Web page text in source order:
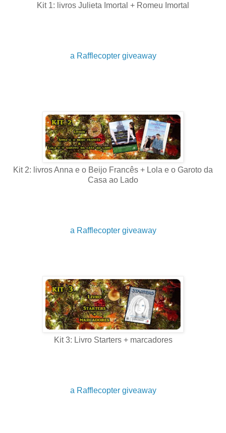
Kit 1: livros Julieta Imortal + Romeu Imortal
a Rafflecopter giveaway
Kit 2: livros Anna e o Beijo Francês + Lola e o Garoto da
Casa ao Lado
a Rafflecopter giveaway
Kit 3: Livro Starters + marcadores
a Rafflecopter giveaway